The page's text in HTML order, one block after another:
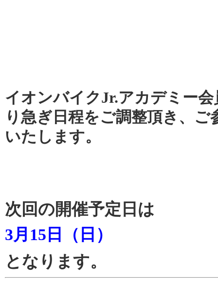
イオンバイクJr.アカデミー
り急ぎ日程をご調整頂き、
いたします。
次回の開催予定日は
3月15 日（日）
となります。